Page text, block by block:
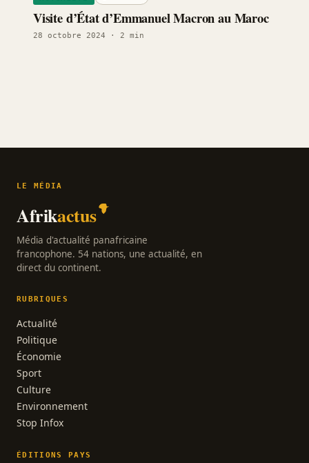
Visite d’État d’Emmanuel Macron au Maroc
28 octobre 2024 · 2 min
LE MÉDIA
Afrikactus
Média d'actualité panafricaine
francophone. 54 nations, une actualité, en
direct du continent.
RUBRIQUES
Actualité
Politique
Économie
Sport
Culture
Environnement
Stop Infox
ÉDITIONS PAYS